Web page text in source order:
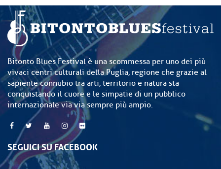
Bitonto Blues Festival è una scommessa per uno dei più
vivaci centri culturali della Puglia, regione che grazie al
sapiente connubio tra arti, territorio e natura sta
conquistando il cuore e le simpatie di un pubblico
internazionale via via sempre più ampio.
SEGUICI SU FACEBOOK